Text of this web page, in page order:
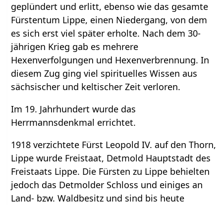
geplündert und erlitt, ebenso wie das gesamte
Fürstentum Lippe, einen Niedergang, von dem
es sich erst viel später erholte. Nach dem 30-
jährigen Krieg gab es mehrere
Hexenverfolgungen und Hexenverbrennung. In
diesem Zug ging viel spirituelles Wissen aus
sächsischer und keltischer Zeit verloren.
Im 19. Jahrhundert wurde das
Herrmannsdenkmal errichtet.
1918 verzichtete Fürst Leopold IV. auf den Thorn,
Lippe wurde Freistaat, Detmold Hauptstadt des
Freistaats Lippe. Die Fürsten zu Lippe behielten
jedoch das Detmolder Schloss und einiges an
Land- bzw. Waldbesitz und sind bis heute